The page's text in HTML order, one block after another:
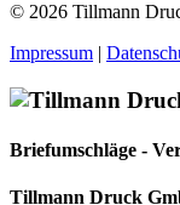
© 2026 Tillmann
Impressum |
Briefumschläge -
Tillmann Druck